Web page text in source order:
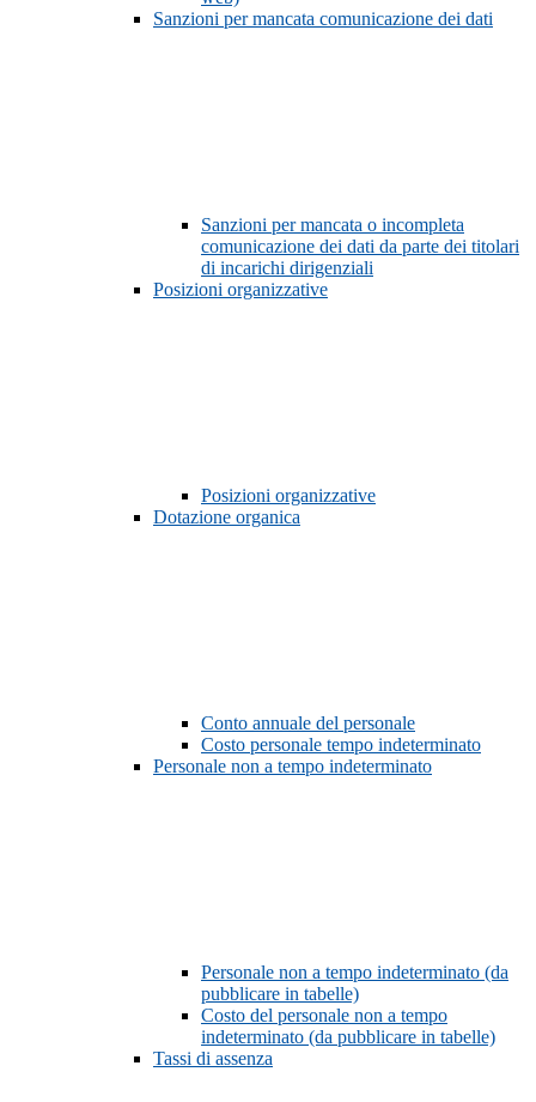
Sanzioni per mancata comunicazione dei dati
Sanzioni per mancata o incompleta
comunicazione dei dati da parte dei titolari
di incarichi dirigenziali
Posizioni organizzative
Posizioni organizzative
Dotazione organica
Conto annuale del personale
Costo personale tempo indeterminato
Personale non a tempo indeterminato
Personale non a tempo indeterminato (da
pubblicare in tabelle)
Costo del personale non a tempo
indeterminato (da pubblicare in tabelle)
Tassi di assenza